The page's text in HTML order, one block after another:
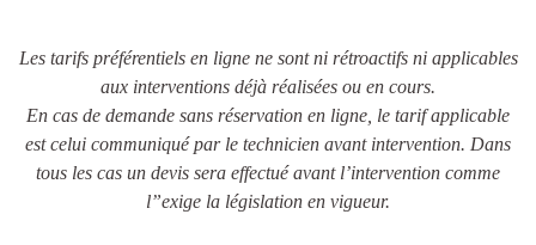
Les tarifs préférentiels en ligne ne sont ni rétroactifs ni applicables
aux interventions déjà réalisées ou en cours.
En cas de demande sans réservation en ligne, le tarif applicable
est celui communiqué par le technicien avant intervention. Dans
tous les cas un devis sera effectué avant l’intervention comme
l”exige la législation en vigueur.